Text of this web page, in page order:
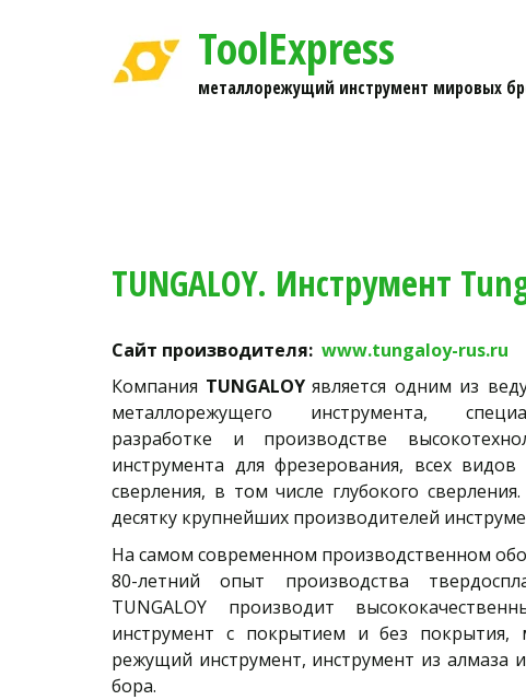
ToolExpress
металлорежущий инструмент мировых
TUNGALOY. Инструмент
Сайт производителя: www.tungaloy-rus.ru
Компания TUNGALOYявляется одним из
металлорежущего инструмента,
разработке и производстве
инструмента для фрезерования, всех
сверления, в том числе глубокого
десятку крупнейших производителей
На самом современном производственном
80-летний опыт производства
TUNGALOY производит
инструмент с покрытием и без покрытия,
режущий инструмент, инструмент из алмаза
бора.